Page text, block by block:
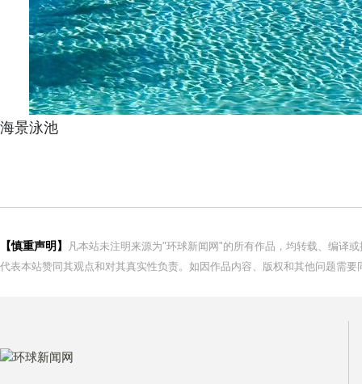
海景泳池
【慎重声明】
凡本站未注明来源为"环球新闻网"的所有作品，均转载、编译
代表本站赞同其观点和对其真实性负责。如因作品内容、版权和其他问题需